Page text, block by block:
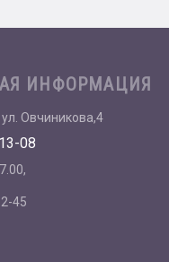
ИНФОРМАЦИЯ
Овчиникова,4
08
45